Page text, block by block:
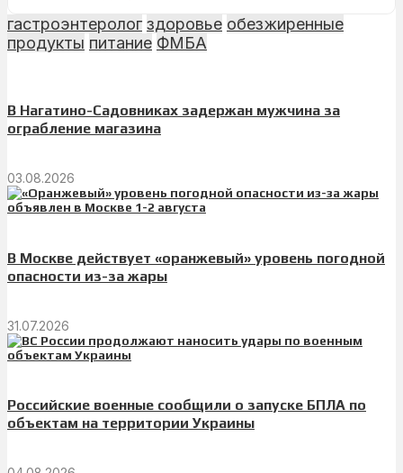
гастроэнтеролог здоровье обезжиренные
продукты питание ФМБА
В Нагатино-Садовниках задержан мужчина за
ограбление магазина
03.08.2026
В Москве действует «оранжевый» уровень погодной
опасности из-за жары
31.07.2026
Российские военные сообщили о запуске БПЛА по
объектам на территории Украины